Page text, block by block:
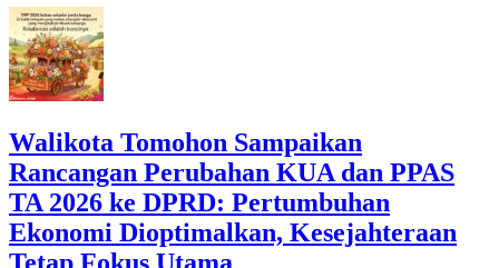
Walikota Tomohon Sampaikan
Rancangan Perubahan KUA dan PPAS
TA 2026 ke DPRD: Pertumbuhan
Ekonomi Dioptimalkan, Kesejahteraan
Tetap Fokus Utama